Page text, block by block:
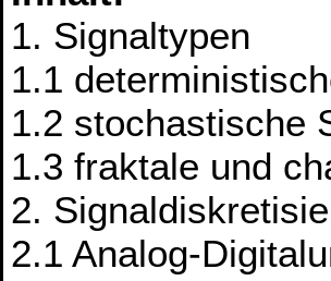
1. Signaltypen
1.1
1.2 stochastische
1.3 fraktale und
2.
2.1 Analog-